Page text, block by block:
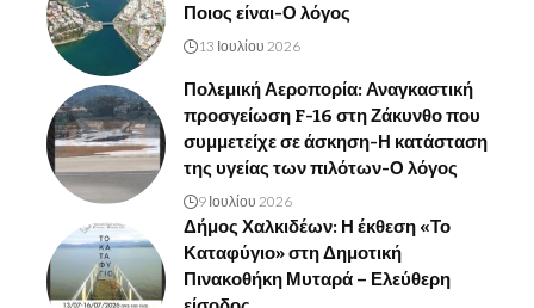
Ποιος είναι-Ο λόγος
13 Ιουλίου 2026
Πολεμική Αεροπορία: Αναγκαστική
προσγείωση F-16 στη Ζάκυνθο που
συμμετείχε σε άσκηση-Η κατάσταση
της υγείας των πιλότων-Ο λόγος
9 Ιουλίου 2026
Δήμος Χαλκιδέων: Η έκθεση «Το
Καταφύγιο» στη Δημοτική
Πινακοθήκη Μυταρά – Ελεύθερη